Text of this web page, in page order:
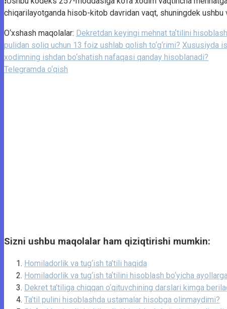
chiqarilayotganda hisob-kitob davridan vaqt, shuningdek
O‘xshash maqolalar: Dekretdan keyingi mehnat taʼtilini
pulidan soliq uchun 13 foiz ushlab qolish to‘g‘rimi? Xususiyda
xodimning ishdan bo‘shatish nafaqasi qanday hisoblanadi?
Telegramda o‘qish
Sizni ushbu maqolalar ham qiziqtirishi mumkin:
Homiladorlik va tug‘ish ta’tili haqida
Homiladorlik va tug‘ish taʼtilini hisoblash bo‘yicha
Dekret ta’tiliga chiqqan o‘qituvchining darslari kimga
Ta’til pulini hisoblashda ustamalar hisobga olinmaydimi?